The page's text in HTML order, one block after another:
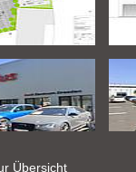
Übersicht